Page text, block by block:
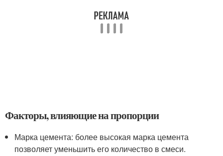
Факторы, влияющие на пропорции
Марка цемента: более высокая марка цемента
позволяет уменьшить его количество в смеси.